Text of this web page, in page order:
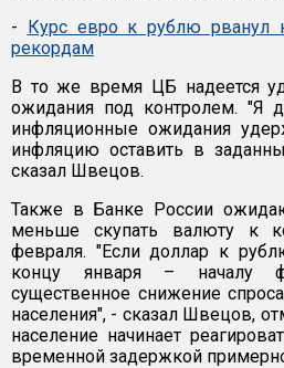
- Курс евро к рублю рванул
рекордам
В то же время ЦБ надеется
ожидания под контролем. "Я
инфляционные ожидания
инфляцию оставить в
сказал Швецов.
Также в Банке России
меньше скупать валюту к
февраля. "Если доллар к
концу января – началу
существенное снижение
населения", - сказал Швецов,
население начинает
временной задержкой